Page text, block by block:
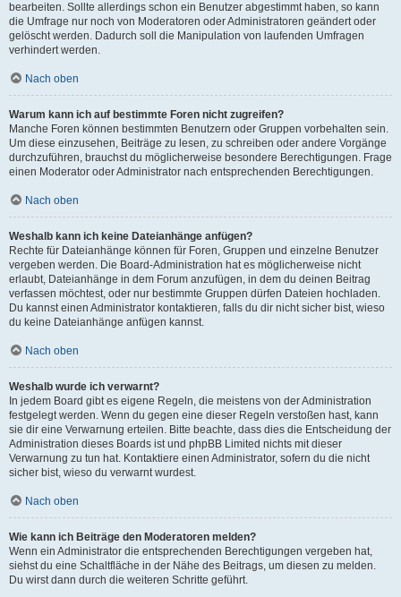
bearbeiten. Sollte allerdings schon ein Benutzer abgestimmt haben, so kann
die Umfrage nur noch von Moderatoren oder Administratoren geändert oder
gelöscht werden. Dadurch soll die Manipulation von laufenden Umfragen
verhindert werden.
Nach oben
Warum kann ich auf bestimmte Foren nicht zugreifen?
Manche Foren können bestimmten Benutzern oder Gruppen vorbehalten sein.
Um diese einzusehen, Beiträge zu lesen, zu schreiben oder andere Vorgänge
durchzuführen, brauchst du möglicherweise besondere Berechtigungen. Frage
einen Moderator oder Administrator nach entsprechenden Berechtigungen.
Nach oben
Weshalb kann ich keine Dateianhänge anfügen?
Rechte für Dateianhänge können für Foren, Gruppen und einzelne Benutzer
vergeben werden. Die Board-Administration hat es möglicherweise nicht
erlaubt, Dateianhänge in dem Forum anzufügen, in dem du deinen Beitrag
verfassen möchtest, oder nur bestimmte Gruppen dürfen Dateien hochladen.
Du kannst einen Administrator kontaktieren, falls du dir nicht sicher bist, wieso
du keine Dateianhänge anfügen kannst.
Nach oben
Weshalb wurde ich verwarnt?
In jedem Board gibt es eigene Regeln, die meistens von der Administration
festgelegt werden. Wenn du gegen eine dieser Regeln verstoßen hast, kann
sie dir eine Verwarnung erteilen. Bitte beachte, dass dies die Entscheidung der
Administration dieses Boards ist und phpBB Limited nichts mit dieser
Verwarnung zu tun hat. Kontaktiere einen Administrator, sofern du die nicht
sicher bist, wieso du verwarnt wurdest.
Nach oben
Wie kann ich Beiträge den Moderatoren melden?
Wenn ein Administrator die entsprechenden Berechtigungen vergeben hat,
siehst du eine Schaltfläche in der Nähe des Beitrags, um diesen zu melden.
Du wirst dann durch die weiteren Schritte geführt.